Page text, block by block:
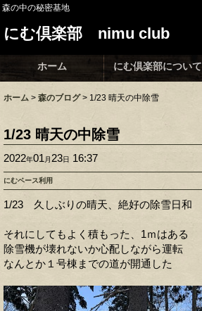
森の中の秘密基地
にむ倶楽部 nimu club
ホーム にむ倶楽部について
ホーム > 森のブログ > 1/23 晴天の中除雪
1/23 晴天の中除雪
2022年01月 23日 16:37
にむベース利用
1/23 久しぶりの晴天、絶好の除雪日和
それにしてもよく積もった、1ｍはある
除雪機が壊れないか心配しながら運転
なんとか１号棟までの道が開通した